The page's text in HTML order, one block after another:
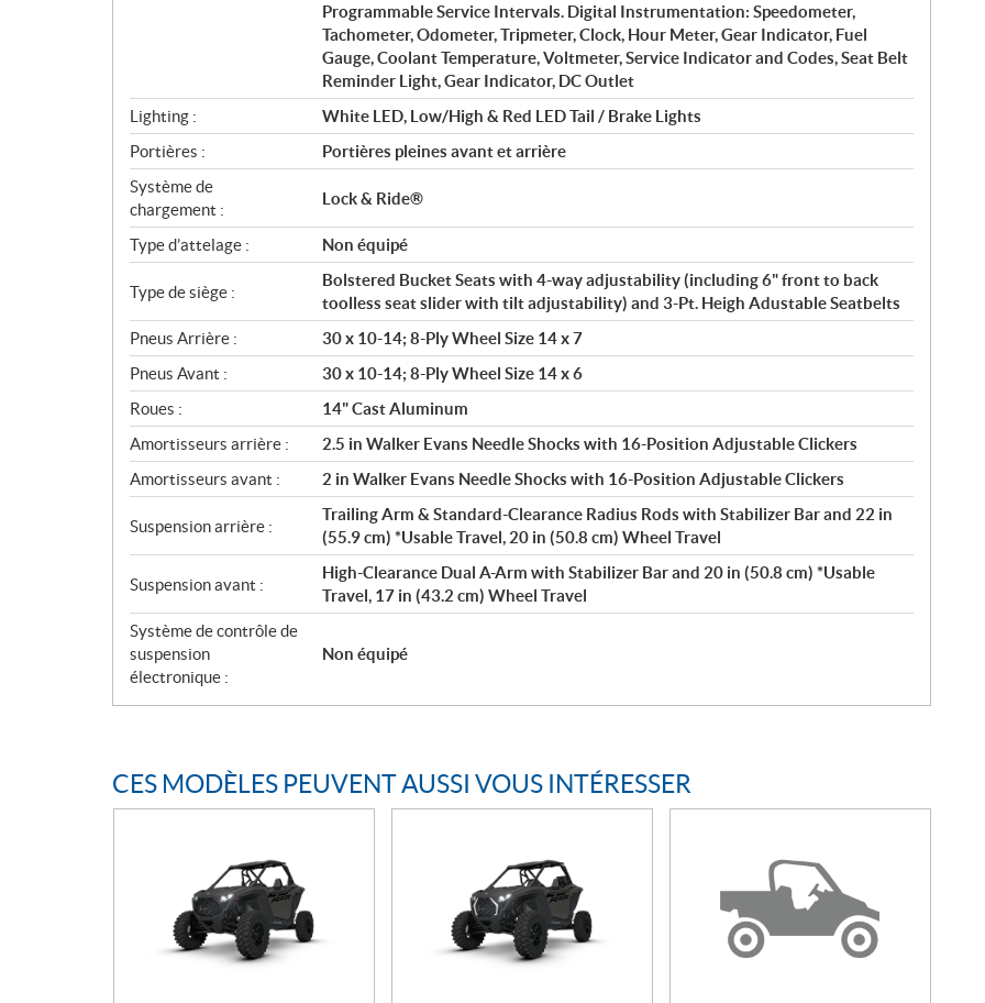
Programmable Service Intervals. Digital Instrumentation: Speedometer,
Tachometer, Odometer, Tripmeter, Clock, Hour Meter, Gear Indicator, Fuel
Gauge, Coolant Temperature, Voltmeter, Service Indicator and Codes, Seat Belt
Reminder Light, Gear Indicator, DC Outlet
Lighting :
White LED, Low/High & Red LED Tail / Brake Lights
Portières :
Portières pleines avant et arrière
Système de
chargement :
Lock & Ride®
Type d’attelage : Non équipé
Type de siège :
Bolstered Bucket Seats with 4-way adjustability (including 6" front to back
toolless seat slider with tilt adjustability) and 3-Pt. Heigh Adustable Seatbelts
Pneus Arrière :
30 x 10-14; 8-Ply Wheel Size 14 x 7
Pneus Avant :
30 x 10-14; 8-Ply Wheel Size 14 x 6
Roues :
14" Cast Aluminum
Amortisseurs arrière :
2.5 in Walker Evans Needle Shocks with 16-Position Adjustable Clickers
Amortisseurs avant :
2 in Walker Evans Needle Shocks with 16-Position Adjustable Clickers
Suspension arrière :
Trailing Arm & Standard-Clearance Radius Rods with Stabilizer Bar and 22 in
(55.9 cm) *Usable Travel, 20 in (50.8 cm) Wheel Travel
Suspension avant :
High-Clearance Dual A-Arm with Stabilizer Bar and 20 in (50.8 cm) *Usable
Travel, 17 in (43.2 cm) Wheel Travel
Système de contrôle de
suspension
électronique :
Non équipé
CES MODÈLES PEUVENT AUSSI VOUS INTÉRESSER